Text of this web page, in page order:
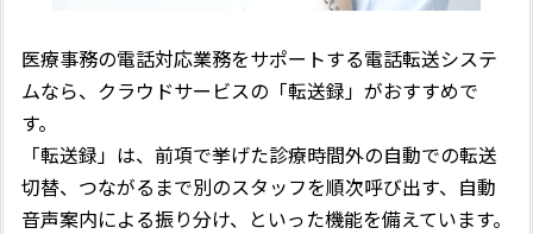
医療事務の電話対応業務をサポートする電話転送システ
ムなら、クラウドサービスの「転送録」がおすすめで
す。
「転送録」は、前項で挙げた診療時間外の自動での転送
切替、つながるまで別のスタッフを順次呼び出す、自動
音声案内による振り分け、といった機能を備えています。